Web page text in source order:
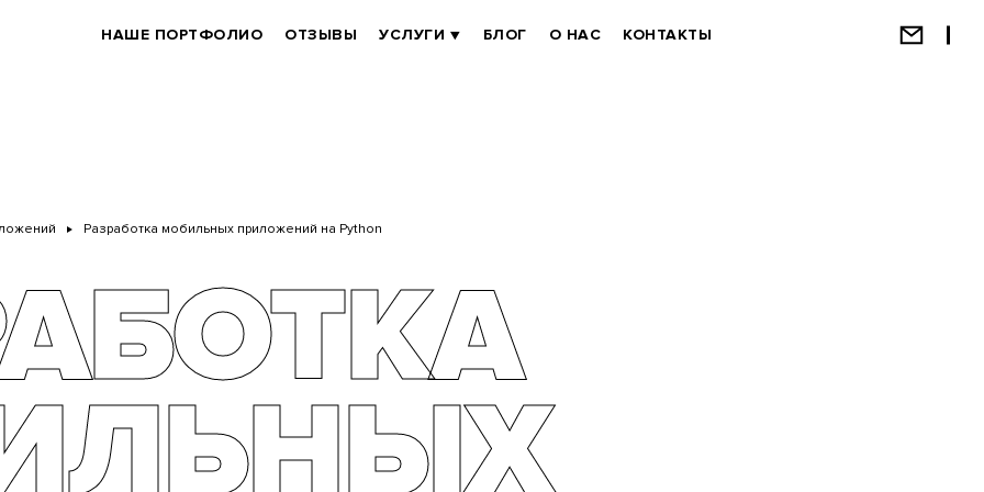
BRANDER
НАШЕ ПОРТФОЛИО ОТЗЫВЫ УСЛУГИ БЛОГ О НАС КОНТАКТЫ
Разработка мобильных приложений на Python